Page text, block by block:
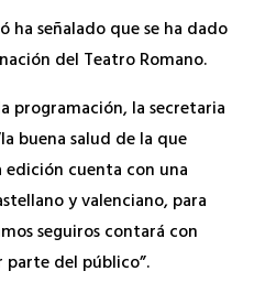
ha señalado que se ha dado
del Teatro Romano.
programación, la secretaria
buena salud de la que
cuenta con una
y valenciano, para
seguiros contará con
del público”.